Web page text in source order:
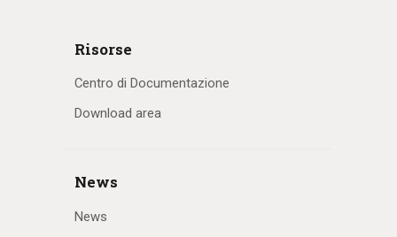
Risorse
Centro di Documentazione
Download area
News
News